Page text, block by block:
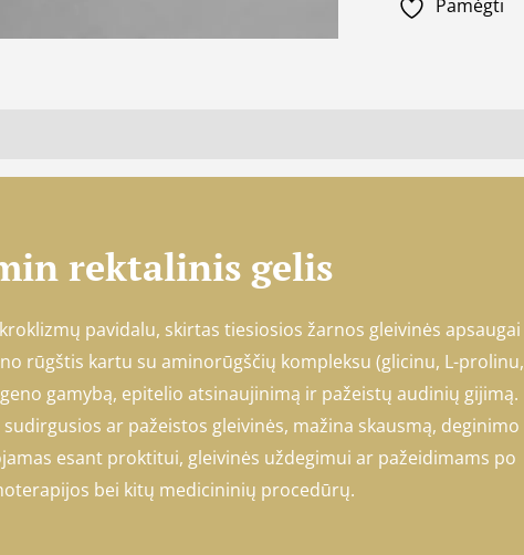
Pamėgti
rektalinis gelis
pavidalu, skirtas tiesiosios žarnos gleivinės apsaugai
rūgštis kartu su aminorūgščių kompleksu (glicinu, L-prolinu,
gamybą, epitelio atsinaujinimą ir pažeistų audinių gijimą.
ar pažeistos gleivinės, mažina skausmą, deginimo
esant proktitui, gleivinės uždegimui ar pažeidimams po
bei kitų medicininių procedūrų.